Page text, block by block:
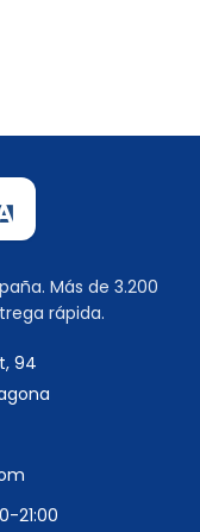
Más de 3.200
rápida.
94
21:00